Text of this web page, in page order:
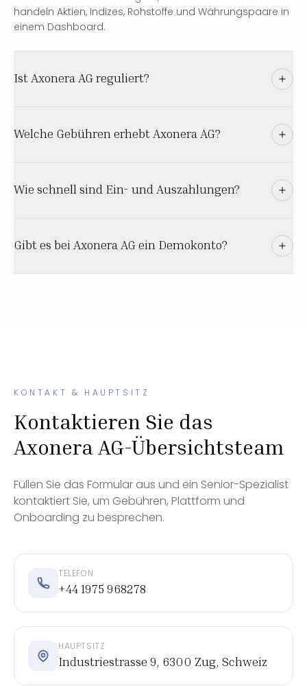
handeln Aktien, Indizes, Rohstoffe und Währungspaare in
einem Dashboard.
Ist Axonera AG reguliert?
Welche Gebühren erhebt Axonera AG?
Wie schnell sind Ein- und Auszahlungen?
Gibt es bei Axonera AG ein Demokonto?
KONTAKT & HAUPTSITZ
Kontaktieren Sie das
Axonera AG-Übersichtsteam
Füllen Sie das Formular aus und ein Senior-Spezialist
kontaktiert Sie, um Gebühren, Plattform und
Onboarding zu besprechen.
TELEFON
+44 1975 968278
HAUPTSITZ
Industriestrasse 9, 6300 Zug, Schweiz